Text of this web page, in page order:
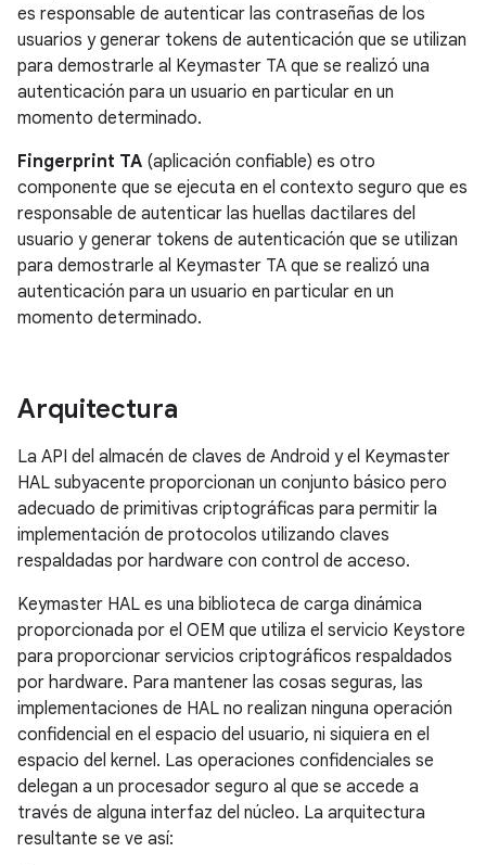
es responsable de autenticar las contraseñas de los
usuarios y generar tokens de autenticación que se utilizan
para demostrarle al Keymaster TA que se realizó una
autenticación para un usuario en particular en un
momento determinado.
Fingerprint TA (aplicación confiable) es otro
componente que se ejecuta en el contexto seguro que es
responsable de autenticar las huellas dactilares del
usuario y generar tokens de autenticación que se utilizan
para demostrarle al Keymaster TA que se realizó una
autenticación para un usuario en particular en un
momento determinado.
Arquitectura
La API del almacén de claves de Android y el Keymaster
HAL subyacente proporcionan un conjunto básico pero
adecuado de primitivas criptográficas para permitir la
implementación de protocolos utilizando claves
respaldadas por hardware con control de acceso.
Keymaster HAL es una biblioteca de carga dinámica
proporcionada por el OEM que utiliza el servicio Keystore
para proporcionar servicios criptográficos respaldados
por hardware. Para mantener las cosas seguras, las
implementaciones de HAL no realizan ninguna operación
confidencial en el espacio del usuario, ni siquiera en el
espacio del kernel. Las operaciones confidenciales se
delegan a un procesador seguro al que se accede a
través de alguna interfaz del núcleo. La arquitectura
resultante se ve así: